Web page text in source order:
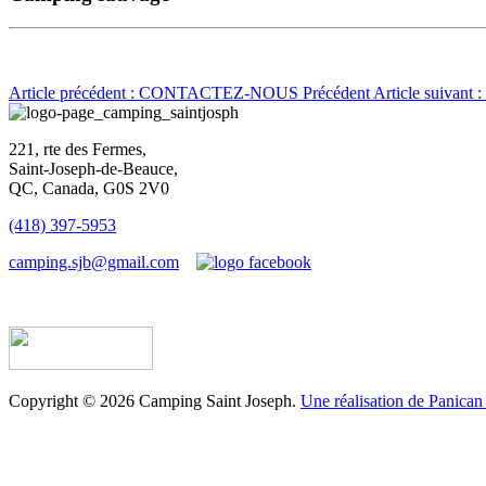
Article précédent : CONTACTEZ-NOUS Précédent Article suivant
221, rte des Fermes,
Saint-Joseph-de-Beauce,
QC, Canada, G0S 2V0
(418) 397-5953
camping.sjb@gmail.com
Copyright © 2026 Camping Saint Joseph. Une réalisation de